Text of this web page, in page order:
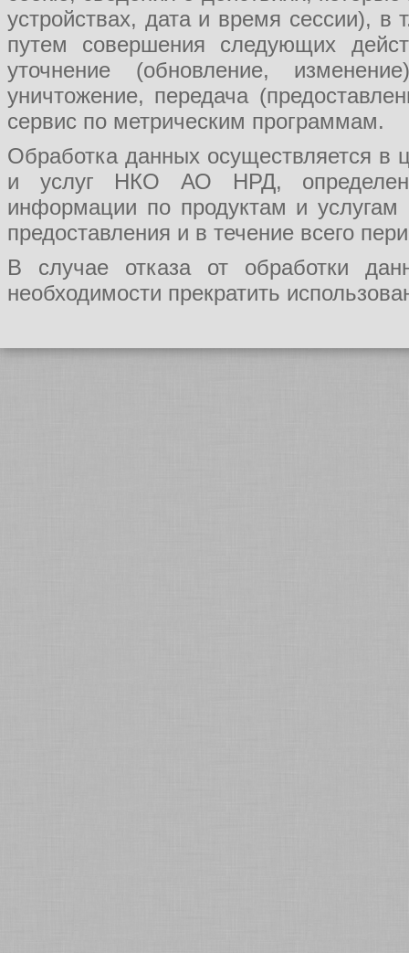
устройствах, дата и время сессии), в
путем совершения следующих
уточнение (обновление,
уничтожение, передача
сервис по метрическим программам.
Обработка данных осуществляется в
и услуг НКО АО НРД, определения
информации по продуктам и
предоставления и в течение всего
В случае отказа от обработки
необходимости прекратить